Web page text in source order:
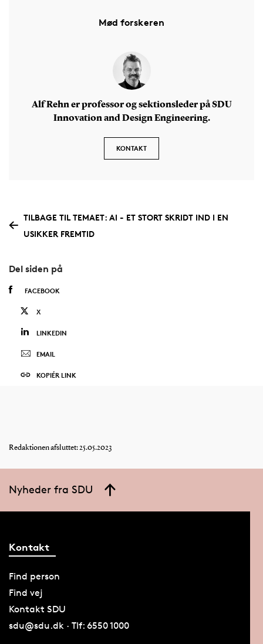
Mød forskeren
Alf Rehn er professor og sektionsleder på SDU
Innovation and Design Engineering.
KONTAKT
TILBAGE TIL TEMAET: AI - ET STORT SKRIDT IND I EN
USIKKER FREMTID
Del siden på
FACEBOOK
X
LINKEDIN
EMAIL
KOPIÉR LINK
Redaktionen afsluttet: 25.05.2023
Nyheder fra SDU
Kontakt
Find person
Find vej
Kontakt SDU
sdu@sdu.dk · Tlf: 6550 1000